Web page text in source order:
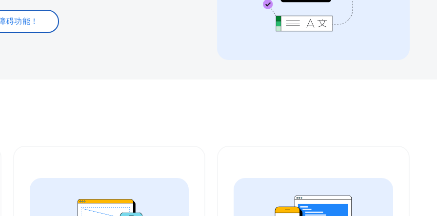
碍功能！